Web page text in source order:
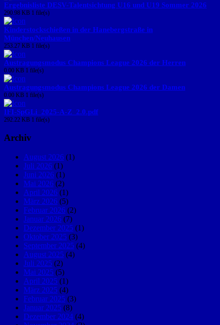
Ergebnisliste DESV-Talentsichtung U16 und U19 Sommer 2026
290.98 KB 1 file(s)
Kinderstockschießen in der Hanebergstraße in
München/Neuhausen
253.27 KB 1 file(s)
Austragungsmodus Champions League 2026 der Herren
0.00 KB 1 file(s)
Austragungsmodus Champions League 2026 der Damen
0.00 KB 1 file(s)
IFI-SpGLi_2025-A-Z_2.0.pdf
292.22 KB 1 file(s)
Archiv
August 2026 (1)
Juli 2026 (1)
Juni 2026 (1)
Mai 2026 (2)
April 2026 (1)
März 2026 (5)
Februar 2026 (2)
Januar 2026 (7)
Dezember 2025 (1)
Oktober 2025 (3)
September 2025 (4)
August 2025 (4)
Juli 2025 (2)
Mai 2025 (5)
April 2025 (1)
März 2025 (4)
Februar 2025 (3)
Januar 2025 (8)
Dezember 2024 (4)